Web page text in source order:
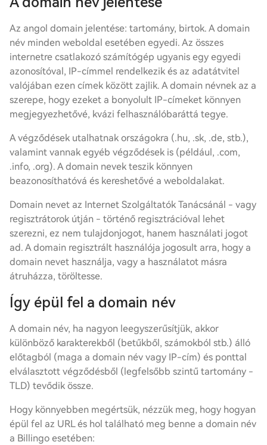
Az angol domain jelentése: tartomány, birtok. A domain
név minden weboldal esetében egyedi. Az összes
internetre csatlakozó számítógép ugyanis egy egyedi
azonosítóval, IP-címmel rendelkezik és az adatátvitel
valójában ezen címek között zajlik. A domain névnek az a
szerepe, hogy ezeket a bonyolult IP-címeket könnyen
megjegyezhetővé, kvázi felhasználóbaráttá tegye.
A végződések utalhatnak országokra (.hu, .sk, .de, stb.),
valamint vannak egyéb végződések is (például, .com,
.info, .org). A domain nevek teszik könnyen
beazonosíthatóvá és kereshetővé a weboldalakat.
Domain nevet az Internet Szolgáltatók Tanácsánál - vagy
regisztrátorok útján - történő regisztrációval lehet
szerezni, ez nem tulajdonjogot, hanem használati jogot
ad. A domain regisztrált használója jogosult arra, hogy a
domain nevet használja, vagy a használatot másra
átruházza, töröltesse.
Így épül fel a domain név
A domain név, ha nagyon leegyszerűsítjük, akkor
különböző karakterekből (betűkből, számokból stb.) álló
előtagból (maga a domain név vagy IP-cím) és ponttal
elválasztott végződésből (legfelsőbb szintű tartomány -
TLD) tevődik össze.
Hogy könnyebben megértsük, nézzük meg, hogy hogyan
épül fel az URL és hol található meg benne a domain név
a Billingo esetében: